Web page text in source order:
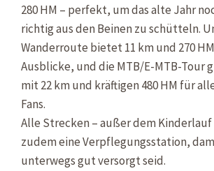
280 HM – perfekt, um das alte Jahr
richtig aus den Beinen zu schütteln.
Wanderroute bietet 11 km und 270
Ausblicke, und die MTB/E-MTB-Tour
mit 22 km und kräftigen 480 HM für
Fans.
Alle Strecken – außer dem
zudem eine Verpflegungsstation,
unterwegs gut versorgt seid.